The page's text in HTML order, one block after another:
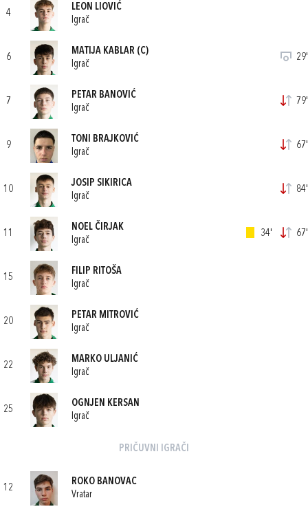
4
LEON LIOVIĆ
Igrač
6
MATIJA KABLAR (C)
Igrač
29'
7
PETAR BANOVIĆ
Igrač
79'
9
TONI BRAJKOVIĆ
Igrač
67'
10
JOSIP SIKIRICA
Igrač
84'
11
NOEL ČIRJAK
Igrač
34' 67'
15
FILIP RITOŠA
Igrač
20
PETAR MITROVIĆ
Igrač
22
MARKO ULJANIĆ
Igrač
25
OGNJEN KERSAN
Igrač
PRIČUVNI IGRAČI
12
ROKO BANOVAC
Vratar